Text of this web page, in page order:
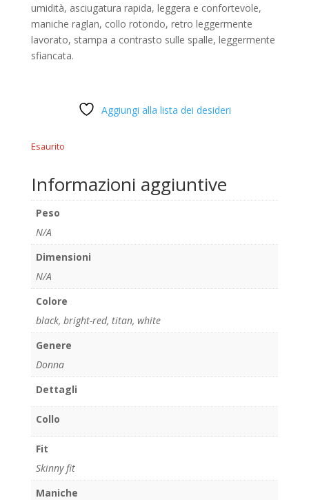
umidità, asciugatura rapida, leggera e confortevole,
maniche raglan, collo rotondo, retro leggermente
lavorato, stampa a contrasto sulle spalle, leggermente
sfiancata.
Aggiungi alla lista dei desideri
Esaurito
Informazioni aggiuntive
Peso
N/A
Dimensioni
N/A
Colore
black, bright-red, titan, white
Genere
Donna
Dettagli
Collo
Fit
Skinny fit
Maniche